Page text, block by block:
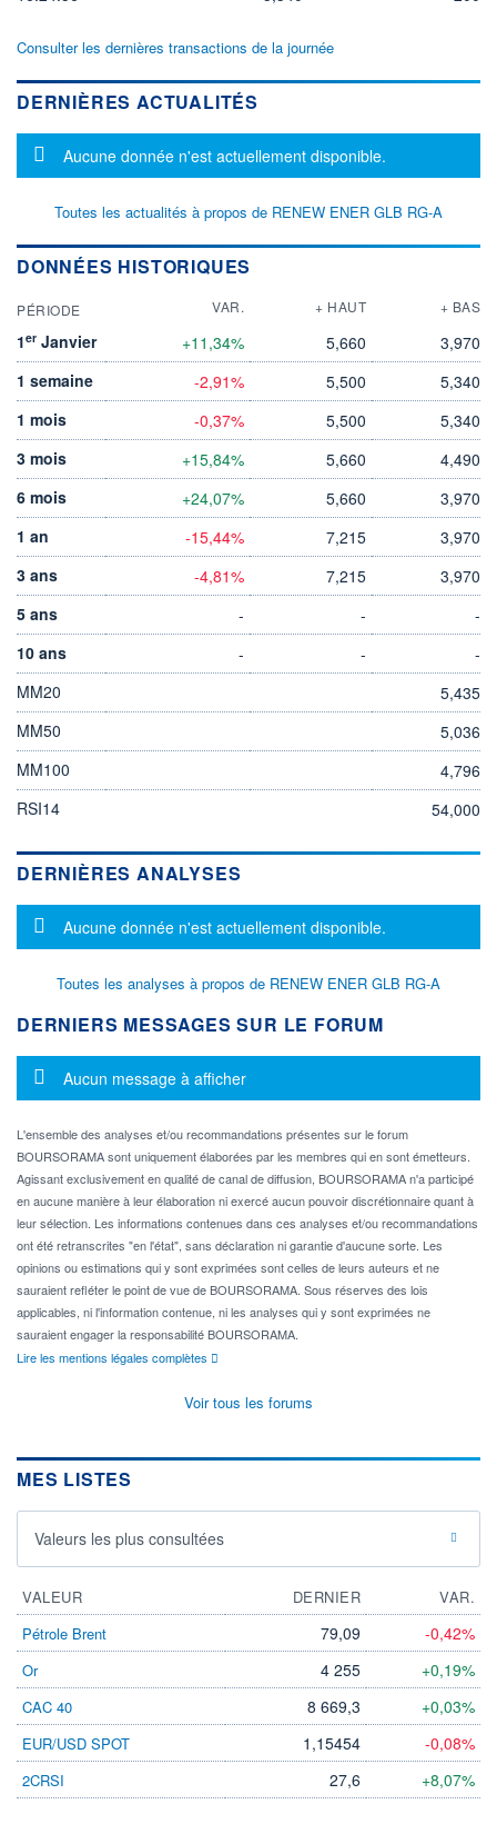
Consulter les dernières transactions de la journée
DERNIÈRES ACTUALITÉS
Message d'information
Aucune donnée n'est actuellement disponible.
Toutes les actualités à propos de RENEW ENER GLB RG-A
DONNÉES HISTORIQUES
PÉRIODE VAR. + HAUT + BAS
1er Janvier +11,34% 5,660
3,970
1 semaine
-2,91% 5,500
5,340
1 mois
-0,37% 5,500
5,340
3 mois
+15,84% 5,660
4,490
6 mois
+24,07% 5,660
3,970
1 an
-15,44% 7,215
3,970
3 ans
-4,81% 7,215
3,970
5 ans
- -
-
10 ans
- -
-
MM20
5,435
MM50
5,036
MM100
4,796
RSI14
54,000
DERNIÈRES ANALYSES
Message d'information
Aucune donnée n'est actuellement disponible.
Toutes les analyses à propos de RENEW ENER GLB RG-A
DERNIERS MESSAGES SUR LE FORUM
Message d'information
Aucun message à afficher
L'ensemble des analyses et/ou recommandations présentes sur le forum
BOURSORAMA sont uniquement élaborées par les membres qui en sont émetteurs.
Agissant exclusivement en qualité de canal de diffusion, BOURSORAMA n'a participé
en aucune manière à leur élaboration ni exercé aucun pouvoir discrétionnaire quant à
leur sélection. Les informations contenues dans ces analyses et/ou recommandations
ont été retranscrites "en l'état", sans déclaration ni garantie d'aucune sorte. Les
opinions ou estimations qui y sont exprimées sont celles de leurs auteurs et ne
sauraient refléter le point de vue de BOURSORAMA. Sous réserves des lois
applicables, ni l'information contenue, ni les analyses qui y sont exprimées ne
sauraient engager la responsabilité BOURSORAMA.
Lire les mentions légales complètes
Voir tous les forums
MES LISTES
Valeurs les plus consultées
VALEUR DERNIER
VAR.
Pétrole Brent
79,09 -0,42%
Or 4 255 +0,19%
CAC 40 8 669,3 +0,03%
EUR/USD SPOT 1,15454 -0,08%
2CRSI 27,6 +8,07%